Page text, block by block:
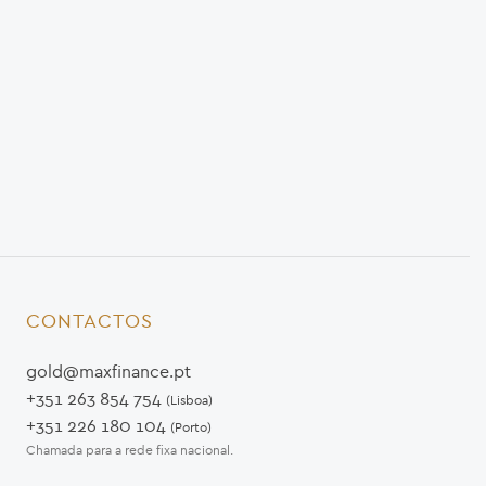
CONTACTOS
gold@maxfinance.pt
+351 263 854 754 (Lisboa)
+351 226 180 104 (Porto)
Chamada para a rede fixa nacional.